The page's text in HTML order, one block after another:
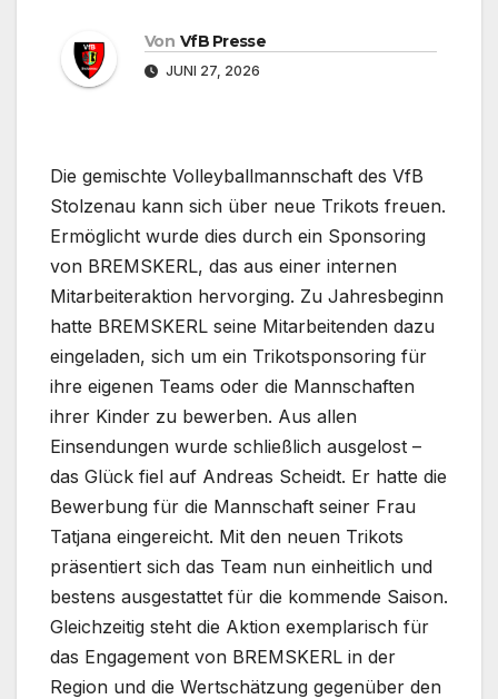
Von VfB Presse
JUNI 27, 2026
Die gemischte Volleyballmannschaft des VfB
Stolzenau kann sich über neue Trikots freuen.
Ermöglicht wurde dies durch ein Sponsoring
von BREMSKERL, das aus einer internen
Mitarbeiteraktion hervorging. Zu Jahresbeginn
hatte BREMSKERL seine Mitarbeitenden dazu
eingeladen, sich um ein Trikotsponsoring für
ihre eigenen Teams oder die Mannschaften
ihrer Kinder zu bewerben. Aus allen
Einsendungen wurde schließlich ausgelost –
das Glück fiel auf Andreas Scheidt. Er hatte die
Bewerbung für die Mannschaft seiner Frau
Tatjana eingereicht. Mit den neuen Trikots
präsentiert sich das Team nun einheitlich und
bestens ausgestattet für die kommende Saison.
Gleichzeitig steht die Aktion exemplarisch für
das Engagement von BREMSKERL in der
Region und die Wertschätzung gegenüber den